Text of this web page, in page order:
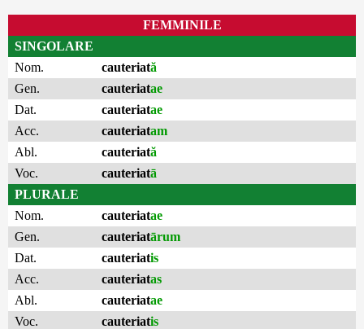
FEMMINILE
SINGOLARE
Nom.
cauteriată
Gen.
cauteriatae
Dat.
cauteriatae
Acc.
cauteriatam
Abl.
cauteriată
Voc.
cauteriatā
PLURALE
Nom.
cauteriatae
Gen.
cauteriatārum
Dat.
cauteriatis
Acc.
cauteriatas
Abl.
cauteriatae
Voc.
cauteriatis